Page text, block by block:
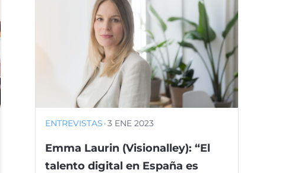
ENTREVISTAS ·3 ENE 2023
Emma Laurin (Visionalley): “El
talento digital en España es